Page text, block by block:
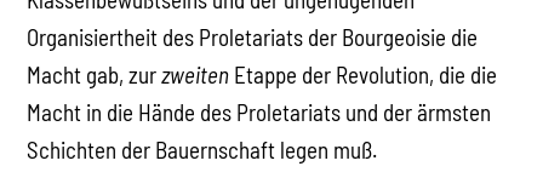
Organisiertheit des Proletariats der Bourgeoisie die
Macht gab, zurzweiten Etappe der Revolution, die die
Macht in die Hände des Proletariats und der ärmsten
Schichten der Bauernschaft legen muß.